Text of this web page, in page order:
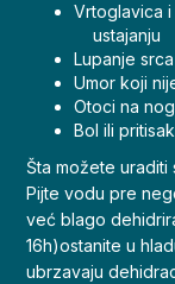
Vrtoglavica
ustajanju
Lupanje
Umor koji
Otoci na
Bol ili
Šta možete uraditi
Pijte vodu pre
već blago
16h)ostanite u
ubrzavaju